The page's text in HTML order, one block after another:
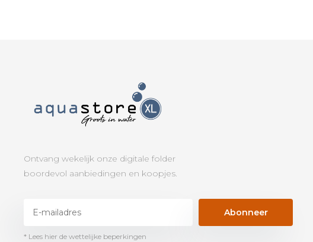
Ontvang wekelijk onze digitale folder
boordevol aanbiedingen en koopjes.
Abonneer
* Lees hier de wettelijke beperkingen